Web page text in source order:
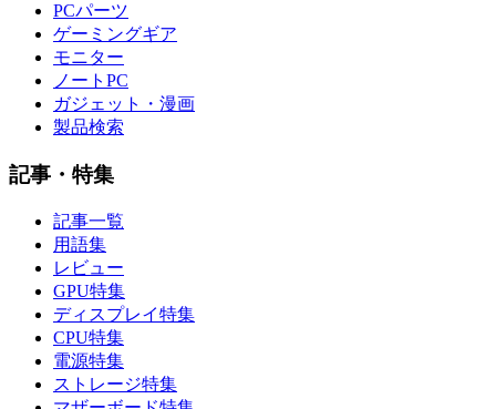
PCパーツ
ゲーミングギア
モニター
ノートPC
ガジェット・漫画
製品検索
記事・特集
記事一覧
用語集
レビュー
GPU特集
ディスプレイ特集
CPU特集
電源特集
ストレージ特集